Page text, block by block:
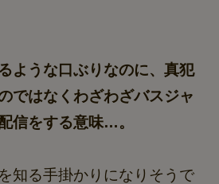
ような口ぶりなのに、真犯
ではなくわざわざバスジャ
信をする意味…。
知る手掛かりになりそうで